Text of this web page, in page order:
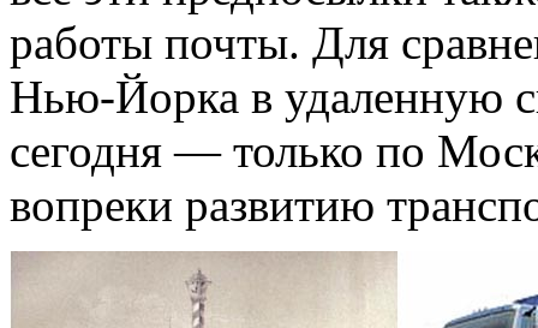
работы почты. Для
Нью-Йорка в удаленную
сегодня — только по
вопреки развитию